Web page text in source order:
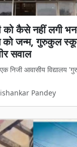
शिकंजा: 16
गिरफ्तार;
और बाल तस्करी के खिलाफ
Pandey